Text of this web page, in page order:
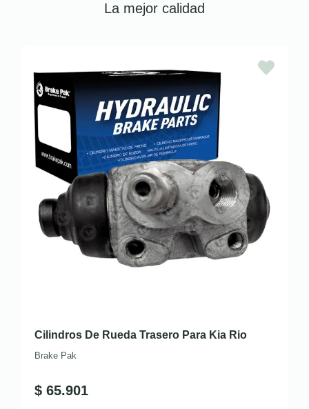
La mejor calidad
Cilindros De Rueda Trasero Para Kia Rio
Brake Pak
$ 65.901